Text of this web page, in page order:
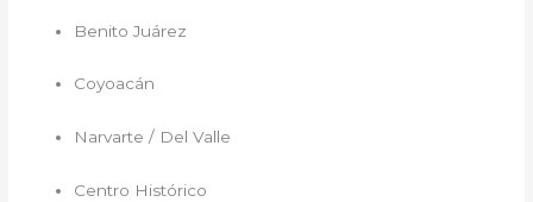
Benito Juárez
Coyoacán
Narvarte / Del Valle
Centro Histórico